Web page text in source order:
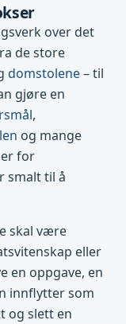
over det
de store
domstolene– til
gjøre en
,
og mange
for
smalt til å
skal være
eller
en oppgave, en
innflytter som
og slett en